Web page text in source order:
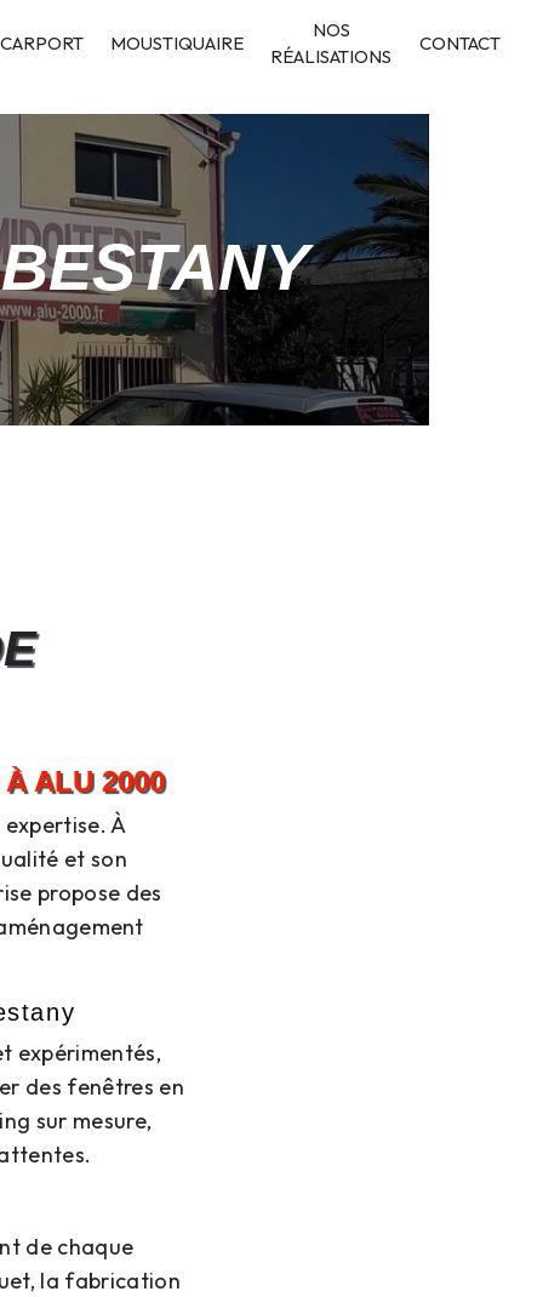
CARPORT MOUSTIQUAIRE
NOS
RÉALISATIONS
CONTACT
ALU 2000
À
et son
propose des
expérimentés,
des fenêtres en
sur mesure,
de chaque
la fabrication